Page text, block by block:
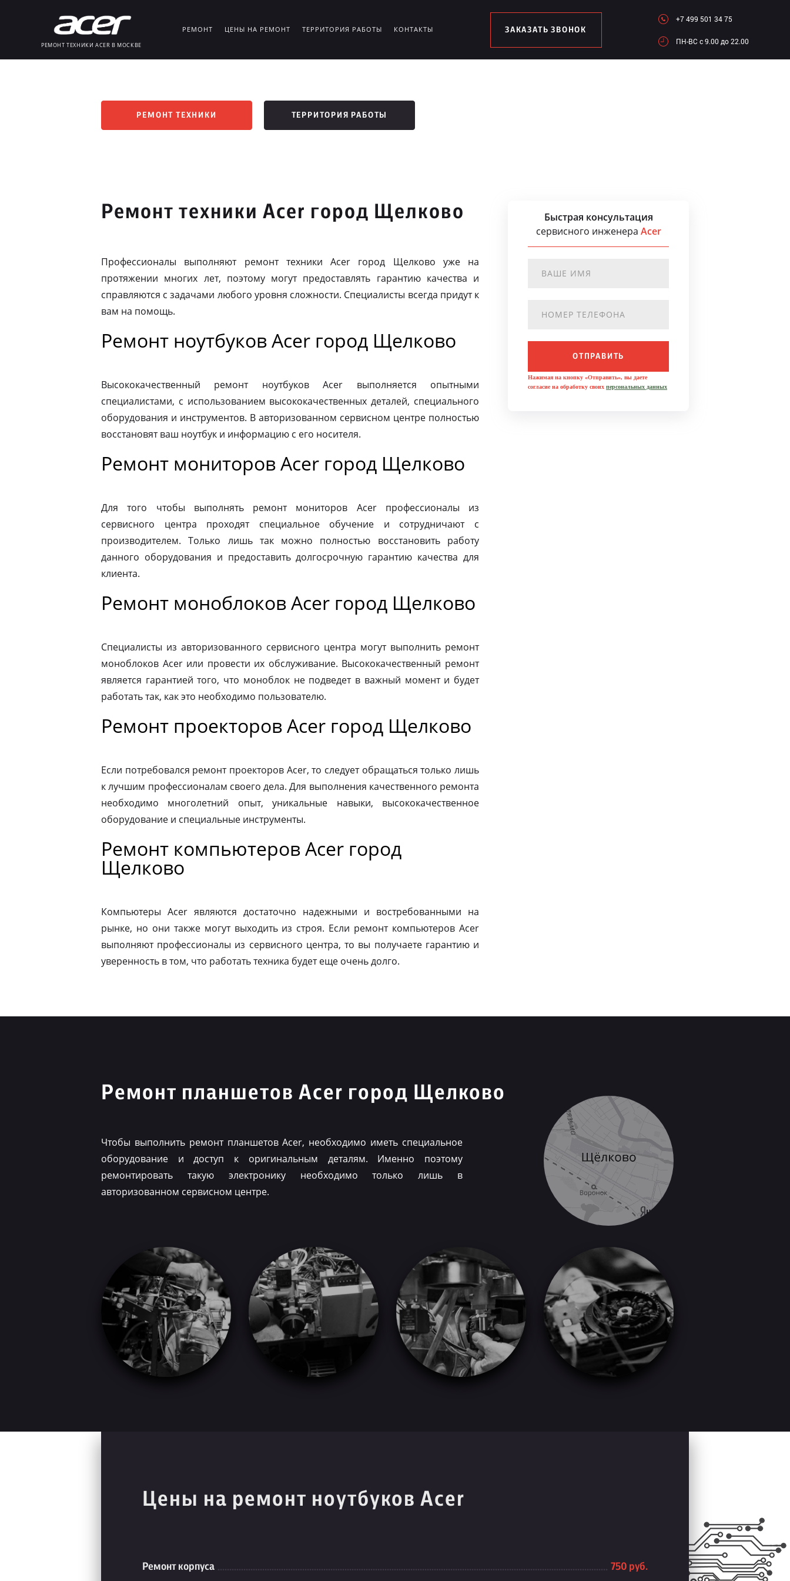
РЕМОНТ ТЕХНИКИ ACER В МОСКВЕ
РЕМОНТ ЦЕНЫ НА РЕМОНТ ТЕРРИТОРИЯ РАБОТЫ КОНТАКТЫ ЗАКАЗАТЬ ЗВОНОК
+7 499 501 34 75
ПН-ВC c 9.00 до 22.00
РЕМОНТ ТЕХНИКИ ТЕРРИТОРИЯ РАБОТЫ
Ремонт техники Acer город Щелково
Профессионалы выполняют ремонт техники Acer город Щелково уже на
протяжении многих лет, поэтому могут предоставлять гарантию качества и
справляются с задачами любого уровня сложности. Специалисты всегда придут к
вам на помощь.
Ремонт ноутбуков Acer город Щелково
Высококачественный ремонт ноутбуков Acer выполняется опытными
специалистами, с использованием высококачественных деталей, специального
оборудования и инструментов. В авторизованном сервисном центре полностью
восстановят ваш ноутбук и информацию с его носителя.
Ремонт мониторов Acer город Щелково
Для того чтобы выполнять ремонт мониторов Acer профессионалы из
сервисного центра проходят специальное обучение и сотрудничают с
производителем. Только лишь так можно полностью восстановить работу
данного оборудования и предоставить долгосрочную гарантию качества для
клиента.
Ремонт моноблоков Acer город Щелково
Специалисты из авторизованного сервисного центра могут выполнить ремонт
моноблоков Acer или провести их обслуживание. Высококачественный ремонт
является гарантией того, что моноблок не подведет в важный момент и будет
работать так, как это необходимо пользователю.
Ремонт проекторов Acer город Щелково
Если потребовался ремонт проекторов Acer, то следует обращаться только лишь
к лучшим профессионалам своего дела. Для выполнения качественного ремонта
необходимо многолетний опыт, уникальные навыки, высококачественное
оборудование и специальные инструменты.
Ремонт компьютеров Acer город
Щелково
Компьютеры Acer являются достаточно надежными и востребованными на
рынке, но они также могут выходить из строя. Если ремонт компьютеров Acer
выполняют профессионалы из сервисного центра, то вы получаете гарантию и
уверенность в том, что работать техника будет еще очень долго.
Быстрая консультация
сервисного инженера Acer
ОТПРАВИТЬ
Нажимая на кнопку «Отправить», вы даете
согласие на обработку своих персональных данных
Ремонт планшетов Acer город Щелково
Чтобы выполнить ремонт планшетов Acer, необходимо иметь специальное
оборудование и доступ к оригинальным деталям. Именно поэтому
ремонтировать такую электронику необходимо только лишь в
авторизованном сервисном центре.
Цены на ремонт ноутбуков Acer
Ремонт корпуса 750 руб.